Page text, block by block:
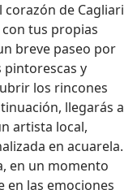
corazón de Cagliari
tus propias
breve paseo por
pintorescas y
los rincones
llegarás a
artista local,
en acuarela.
en un momento
en las emociones